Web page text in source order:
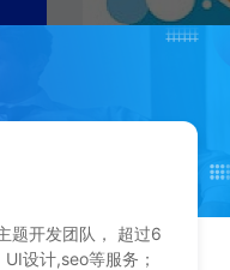
币
手机QQ游戏
总裁
题开发团队， 超过6
设计,seo等服务；